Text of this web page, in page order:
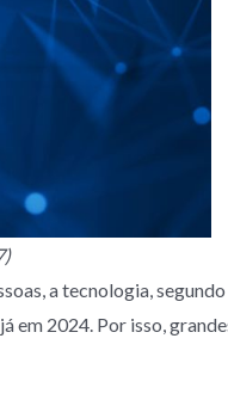
a tecnologia,
em 2024. Por isso,